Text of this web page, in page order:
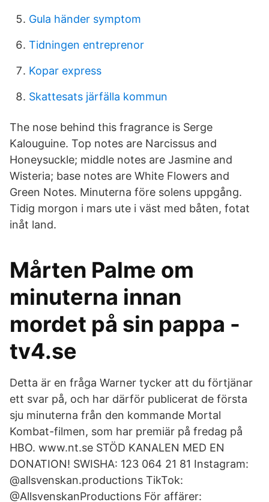
Gula händer symptom
Tidningen entreprenor
Kopar express
Skattesats järfälla kommun
The nose behind this fragrance is Serge
Kalouguine. Top notes are Narcissus and
Honeysuckle; middle notes are Jasmine and
Wisteria; base notes are White Flowers and
Green Notes. Minuterna före solens uppgång.
Tidig morgon i mars ute i väst med båten, fotat
inåt land.
Mårten Palme om
minuterna innan
mordet på sin pappa -
tv4.se
Detta är en fråga Warner tycker att du förtjänar
ett svar på, och har därför publicerat de första
sju minuterna från den kommande Mortal
Kombat-filmen, som har premiär på fredag på
HBO. www.nt.se STÖD KANALEN MED EN
DONATION! SWISHA: 123 064 21 81 Instagram:
@allsvenskan.productions TikTok:
@AllsvenskanProductions För affärer: